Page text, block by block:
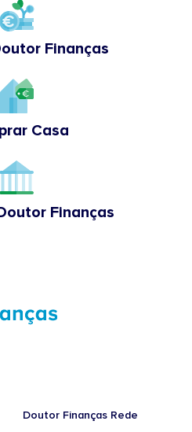
Finanças
Casa
Finanças
Doutor Finanças Rede